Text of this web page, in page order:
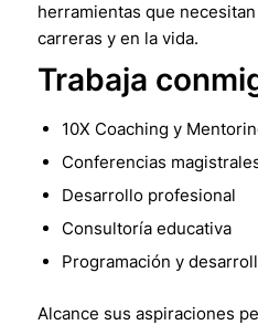
herramientas que
carreras y en la vida.
Trabaja
10X Coaching y
Conferencias
Desarrollo profesional
Consultoría educativa
Programación y
Alcance sus aspiraciones